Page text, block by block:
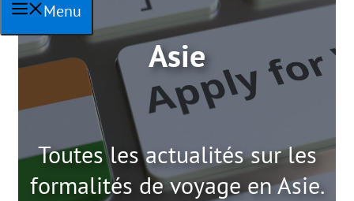
Menu
Asie
Toutes les actualités sur les
formalités de voyage en Asie.